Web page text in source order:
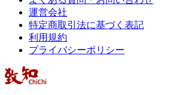
運営会社
特定商取引法に基づく表記
利用規約
プライバシーポリシー